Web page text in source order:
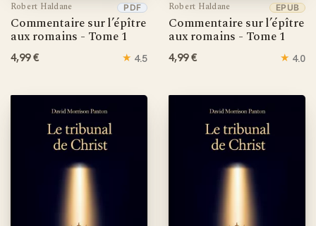
Robert Haldane
Commentaire sur l’épître
aux romains - Tome 1
PDF
4,99 € ★ 4.5
Robert Haldane
Commentaire sur l’épître
aux romains - Tome 1
EPUB
4,99 € ★ 4.0